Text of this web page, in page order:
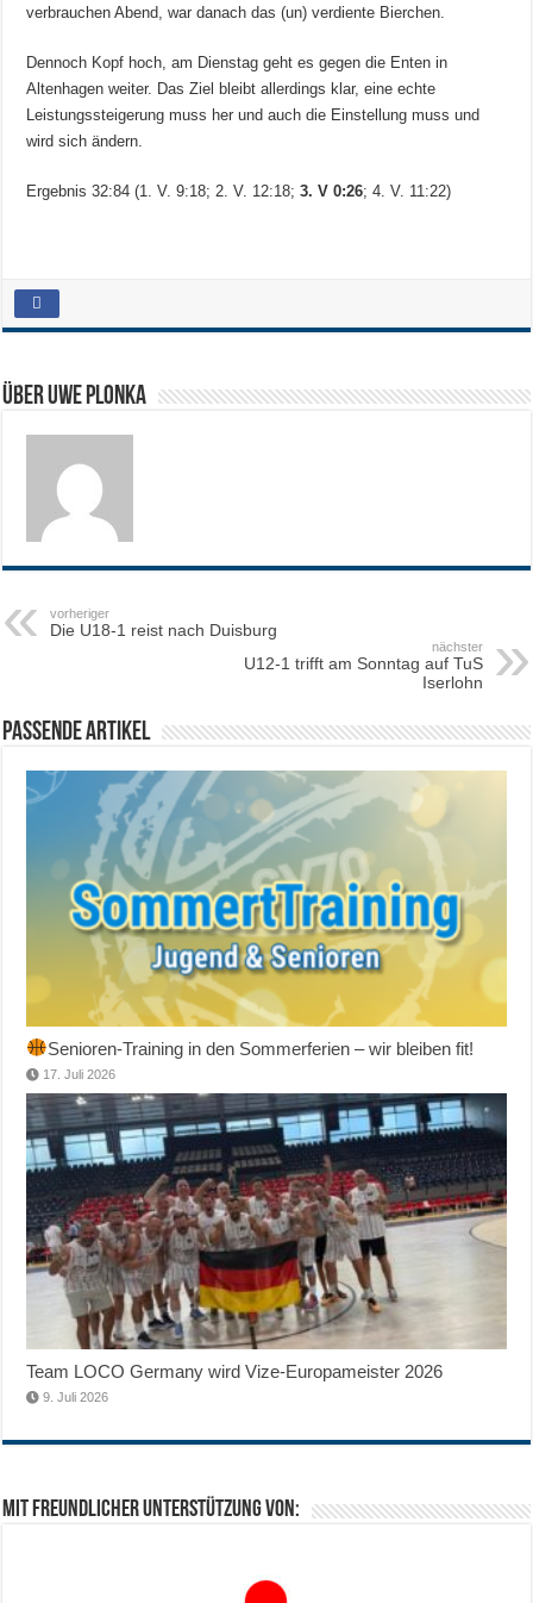
verbrauchen Abend, war danach das (un) verdiente Bierchen.
Dennoch Kopf hoch, am Dienstag geht es gegen die Enten in
Altenhagen weiter. Das Ziel bleibt allerdings klar, eine echte
Leistungssteigerung muss her und auch die Einstellung muss und
wird sich ändern.
Ergebnis 32:84 (1. V. 9:18; 2. V. 12:18;3. V 0:26; 4. V. 11:22)
Über Uwe Plonka
vorheriger
Die U18-1 reist nach Duisburg
nächster
U12-1 trifft am Sonntag auf TuS
Iserlohn
Passende Artikel
Senioren-Training in den Sommerferien – wir bleiben fit!
17. Juli 2026
Team LOCO Germany wird Vize-Europameister 2026
9. Juli 2026
Mit freundlicher Unterstützung von: